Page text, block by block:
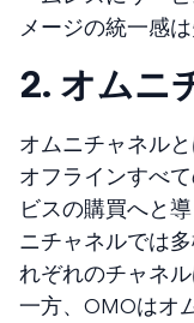
メージの統一感は
2. オムニ
オムニチャネル
オフラインすべ
ビスの購買へと
ニチャネルでは
れぞれのチャネル
一方、OMOはオ